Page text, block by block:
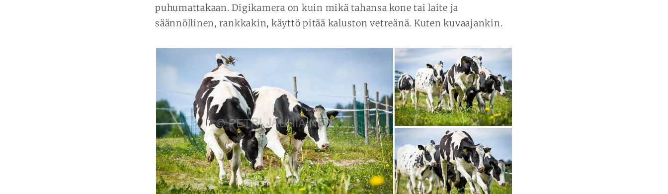
puhumattakaan. Digikamera on kuin mikä tahansa kone tai laite ja
säännöllinen, rankkakin, käyttö pitää kaluston vetreänä. Kuten kuvaajankin.